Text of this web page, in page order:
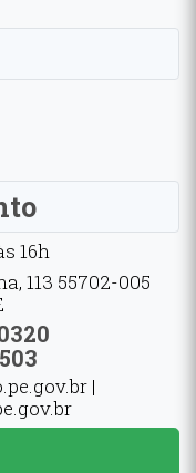
16h
113 55702-005
|